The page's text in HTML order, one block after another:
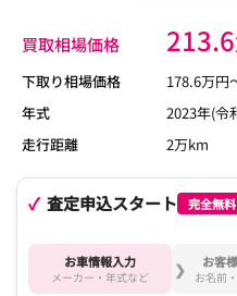
買取相場価格 213.6
下取り相場価格 178.6万円
年式
2023年(令
走行距離
2万km
査定申込スタート 完全無料
お車情報入力
メーカー・年式など
お客
お名前